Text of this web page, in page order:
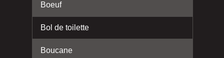
Boeuf
Bol de toilette
Boucane